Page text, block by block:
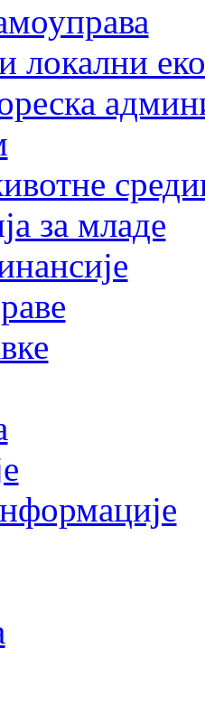
локални
за младе